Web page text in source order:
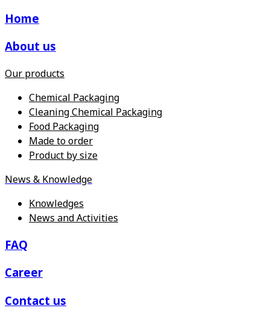
Home
About us
Our products
Chemical Packaging
Cleaning Chemical Packaging
Food Packaging
Made to order
Product by size
News & Knowledge
Knowledges
News and Activities
FAQ
Career
Contact us